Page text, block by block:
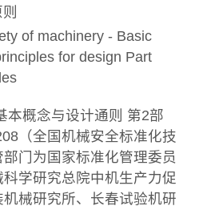
of machinery - Basic
for design Part
本概念与设计通则 第2部
（全国机械安全标准化技
门为国家标准化管理委员
学研究总院中机生产力促
械研究所、长春试验机研